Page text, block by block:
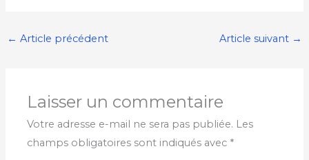
← Article précédent Article suivant →
Laisser un commentaire
Votre adresse e-mail ne sera pas publiée. Les
champs obligatoires sont indiqués avec *